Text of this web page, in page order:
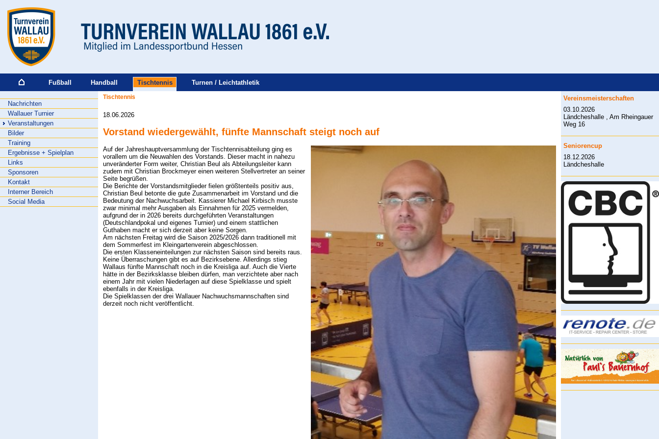
Fußball Handball Tischtennis Turnen / Leichtathletik
Nachrichten
Wallauer Turnier
Veranstaltungen
Bilder
Training
Ergebnisse + Spielplan
Links
Sponsoren
Kontakt
Interner Bereich
Social Media
Tischtennis
18.06.2026
Vorstand wiedergewählt, fünfte Mannschaft steigt noch auf
Auf der Jahreshauptversammlung der Tischtennisabteilung ging es
vorallem um die Neuwahlen des Vorstands. Dieser macht in nahezu
unveränderter Form weiter, Christian Beul als Abteilungsleiter kann
zudem mit Christian Brockmeyer einen weiteren Stellvertreter an seiner
Seite begrüßen.
Die Berichte der Vorstandsmitglieder fielen größtenteils positiv aus,
Christian Beul betonte die gute Zusammenarbeit im Vorstand und die
Bedeutung der Nachwuchsarbeit. Kassierer Michael Kirbisch musste
zwar minimal mehr Ausgaben als Einnahmen für 2025 vermelden,
aufgrund der in 2026 bereits durchgeführten Veranstaltungen
(Deutschlandpokal und eigenes Turnier) und einem stattlichen
Guthaben macht er sich derzeit aber keine Sorgen.
Am nächsten Freitag wird die Saison 2025/2026 dann traditionell mit
dem Sommerfest im Kleingartenverein abgeschlossen.
Die ersten Klasseneinteilungen zur nächsten Saison sind bereits raus.
Keine Überraschungen gibt es auf Bezirksebene. Allerdings stieg
Wallaus fünfte Mannschaft noch in die Kreisliga auf. Auch die Vierte
hätte in der Bezirksklasse bleiben dürfen, man verzichtete aber nach
einem Jahr mit vielen Niederlagen auf diese Spielklasse und spielt
ebenfalls in der Kreisliga.
Die Spielklassen der drei Wallauer Nachwuchsmannschaften sind
derzeit noch nicht veröffentlicht.
Vereinsmeisterschaften
03.10.2026
Ländcheshalle , Am Rheingauer
Weg 16
Seniorencup
18.12.2026
Ländcheshalle